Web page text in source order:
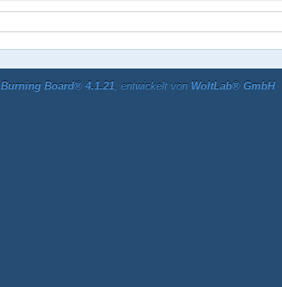
Burning Board® 4.1.21, entwickelt von WoltLab® GmbH